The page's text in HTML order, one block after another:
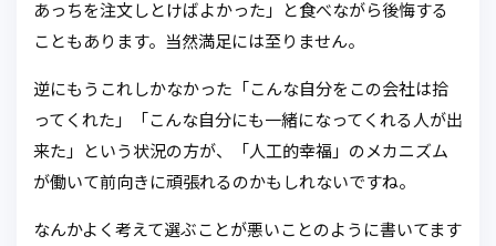
あっちを注文しとけばよかった」と食べながら後悔する
こともあります。当然満足には至りません。
逆にもうこれしかなかった「こんな自分をこの会社は拾
ってくれた」「こんな自分にも一緒になってくれる人が出
来た」という状況の方が、「人工的幸福」のメカニズム
が働いて前向きに頑張れるのかもしれないですね。
なんかよく考えて選ぶことが悪いことのように書いてます